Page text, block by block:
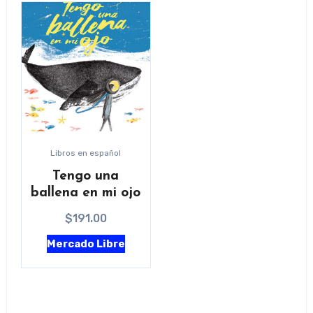
Libros en español
Tengo una
ballena en mi ojo
$191.00
Mercado Libre